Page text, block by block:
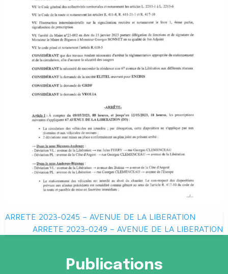
Navigation
de
ARRETE 2023-0245 – AVENUE DE LA LIBERATION
ARRETE 2023-0249 – AVENUE DE LA LIBERATION
Publications